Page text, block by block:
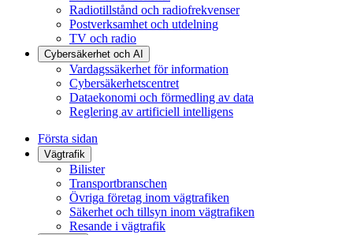
Radiotillstånd och radiofrekvenser
Postverksamhet och utdelning
TV och radio
Cybersäkerhet och AI
Vardagssäkerhet för information
Cybersäkerhetscentret
Dataekonomi och förmedling av data
Reglering av artificiell intelligens
Första sidan
Vägtrafik
Bilister
Transportbranschen
Övriga företag inom vägtrafiken
Säkerhet och tillsyn inom vägtrafiken
Resande i vägtrafik